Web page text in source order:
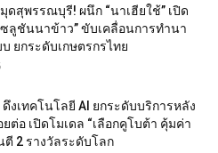
มุดสุพรรณบุรี! ผนึก “นาเฮียใช้” เปิด
ลูชันนาข้าว” ขับเคลื่อนการทำนา
ยกระดับเกษตรกรไทย
งเทคโนโลยี AI ยกระดับบริการหลัง
ต่อ เปิดโมเดล “เลือกคูโบต้า คุ้มค่า
ตี 2 รางวัลระดับโลก